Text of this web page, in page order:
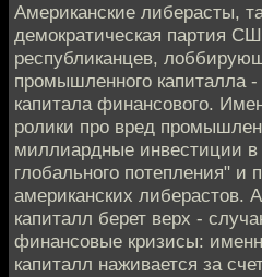
Американские либерасты,
демократическая партия
республиканцев,
промышленного капиталла
капитала финансового.
ролики про вред
миллиардные инвестиции в
глобального потепления" и
американских либерастов.
капиталл берет верх -
финансовые кризисы:
капиталл наживается за